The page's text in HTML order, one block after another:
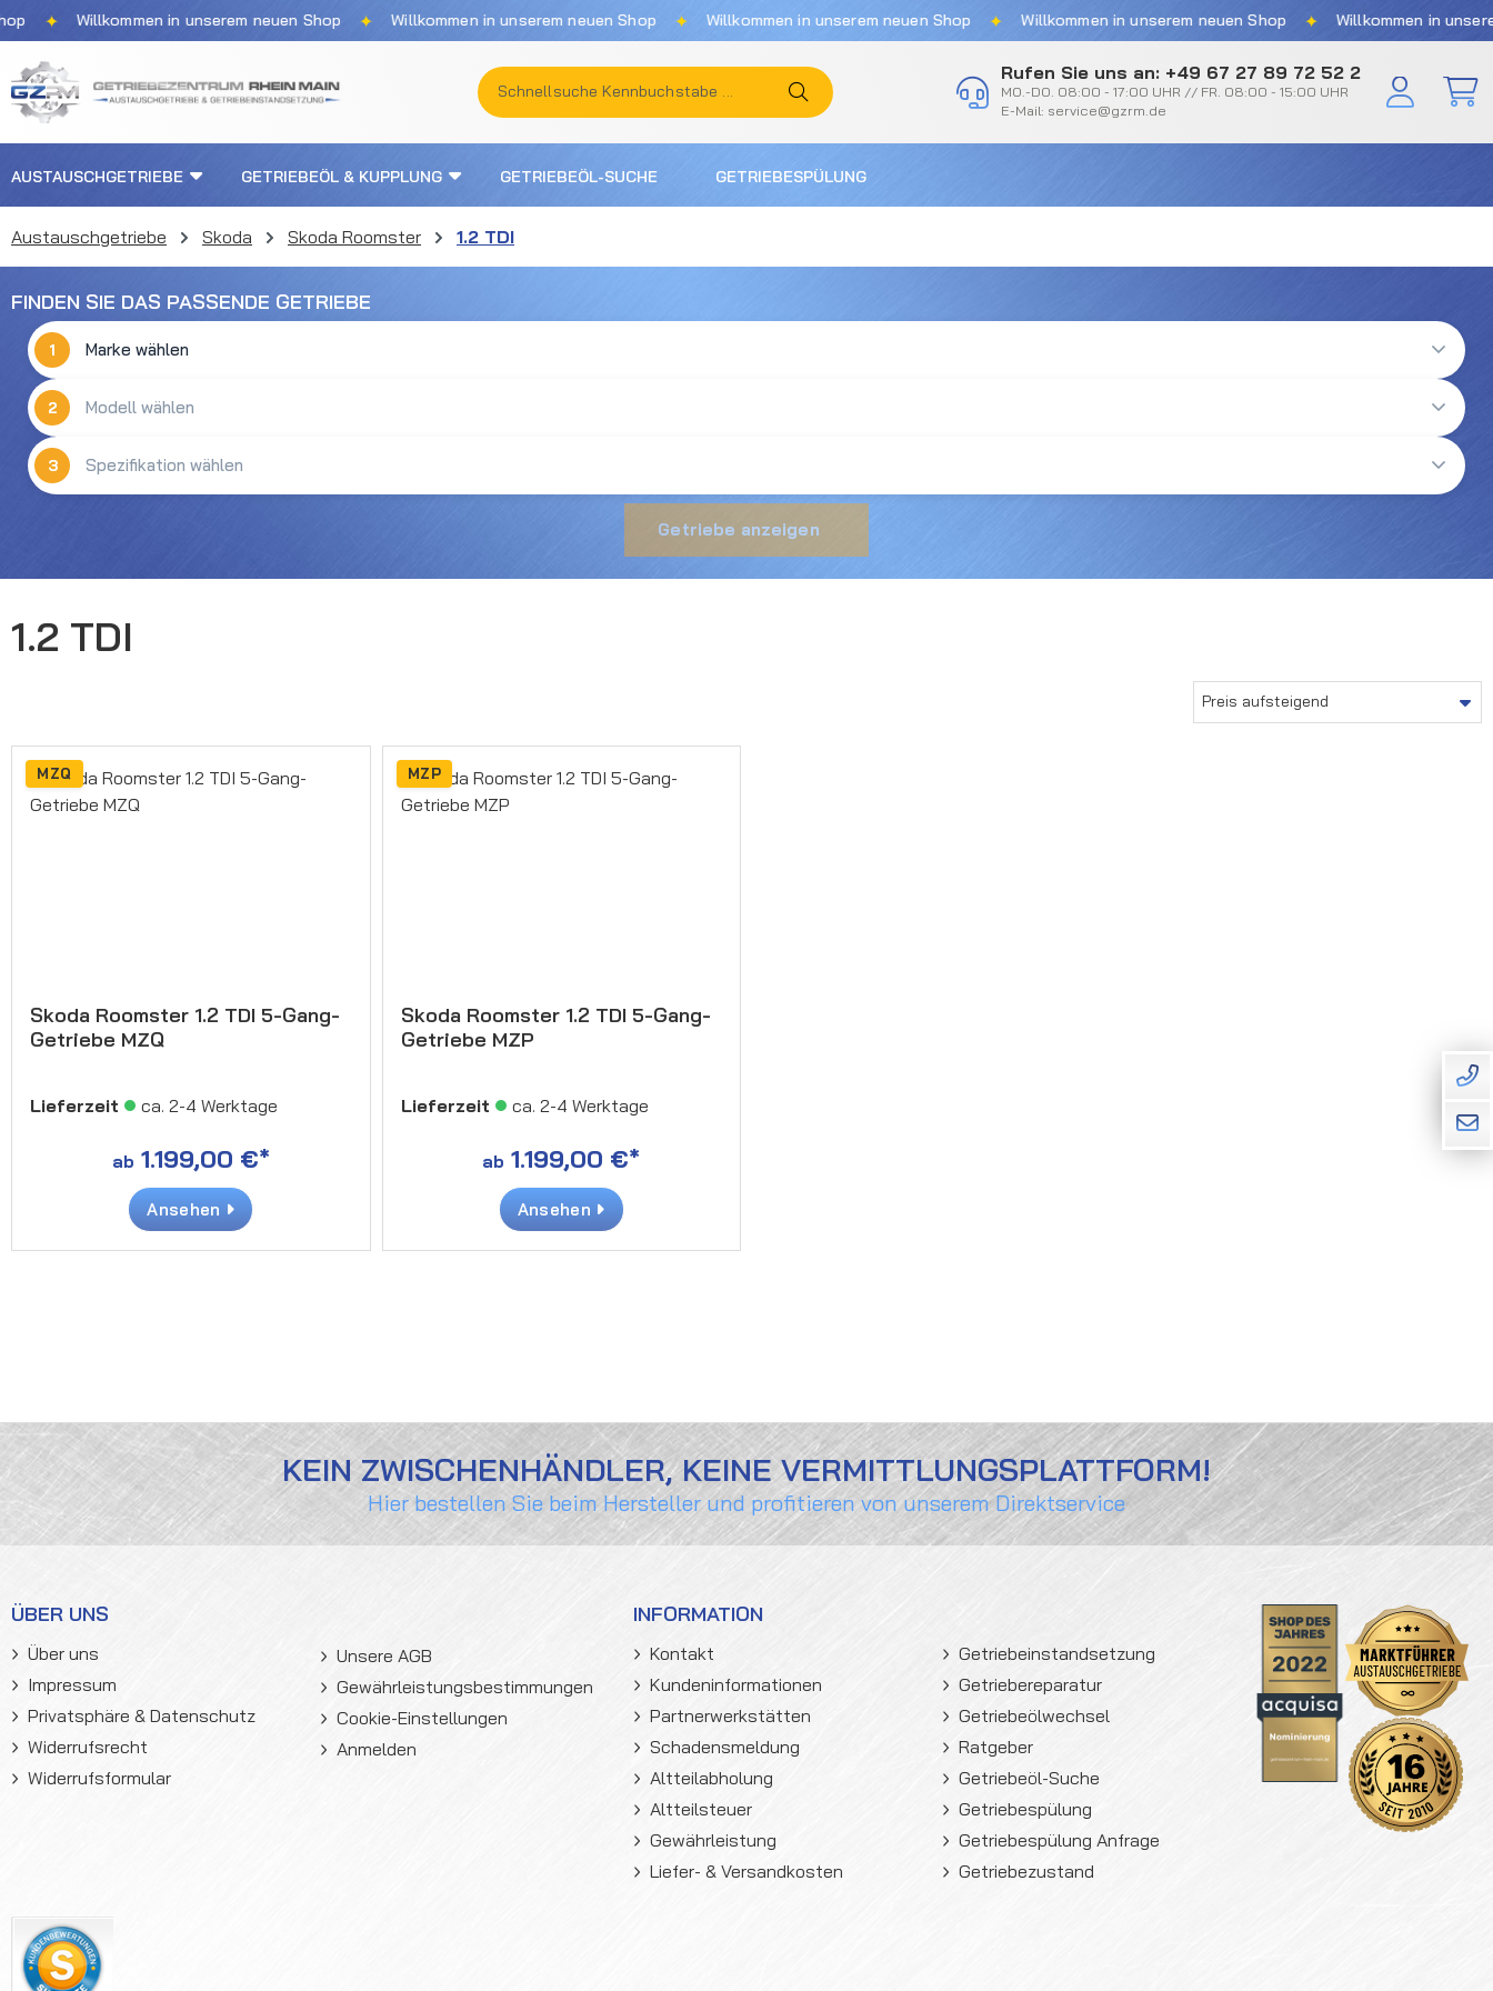
Hauptinhalt springen
Zur Suche springen
Zur Hauptnavigation springen
✦ Willkommen in unserem neuen Shop ✦ Willkommen in unserem neuen Shop ✦ Willkommen in unserem neuen Shop ✦ Willkommen in unserem neuen Shop ✦ Willkommen in unserem
Rufen Sie uns an: +49 67 27 89 72 52 2
MO.-DO. 08:00 - 17:00 UHR // FR. 08:00 - 15:00 UHR
E-Mail: service@gzrm.de
AUSTAUSCHGETRIEBE GETRIEBEÖL & KUPPLUNG GETRIEBEÖL-SUCHE GETRIEBESPÜLUNG
Austauschgetriebe Skoda Skoda Roomster 1.2 TDI
FINDEN SIE DAS PASSENDE GETRIEBE
1
2
3
Getriebe anzeigen
1.2 TDI
MZQ
Skoda Roomster 1.2 TDI 5-Gang-
Getriebe MZQ
Lieferzeit ca. 2-4 Werktage
ab 1.199,00 €*
Ansehen
MZP
Skoda Roomster 1.2 TDI 5-Gang-
Getriebe MZP
Lieferzeit ca. 2-4 Werktage
ab 1.199,00 €*
Ansehen
KEIN ZWISCHENHÄNDLER, KEINE VERMITTLUNGSPLATTFORM!
Hier bestellen Sie beim Hersteller und profitieren von unserem Direktservice
ÜBER UNS
Über uns
Impressum
Privatsphäre & Datenschutz
Widerrufsrecht
Widerrufsformular
Unsere AGB
Gewährleistungsbestimmungen
Cookie-Einstellungen
Anmelden
INFORMATION
Kontakt
Kundeninformationen
Partnerwerkstätten
Schadensmeldung
Altteilabholung
Altteilsteuer
Gewährleistung
Liefer- & Versandkosten
Getriebeinstandsetzung
Getriebereparatur
Getriebeölwechsel
Ratgeber
Getriebeöl-Suche
Getriebespülung
Getriebespülung Anfrage
Getriebezustand